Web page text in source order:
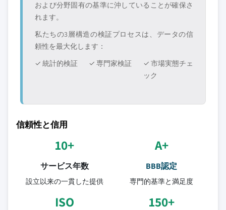
および分野固有の基準に沖していることが確保さ
れます。
私たちの3層構造の検証プロセスは、データの信
頼性を最大化します：
✓ 統計的検証
✓ 専門家検証
✓ 市場実態チェ
ック
信頼性と信用
10+
サービス年数
設立以来の一貫した提供
A+
BBB認定
専門的基準と満足度
ISO 150+